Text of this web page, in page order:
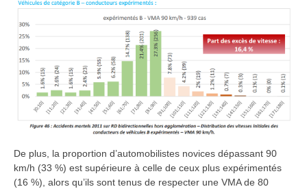
De plus, la proportion d’automobilistes novices dépassant 90
km/h (33 %) est supérieure à celle de ceux plus expérimentés
(16 %), alors qu’ils sont tenus de respecter une VMA de 80